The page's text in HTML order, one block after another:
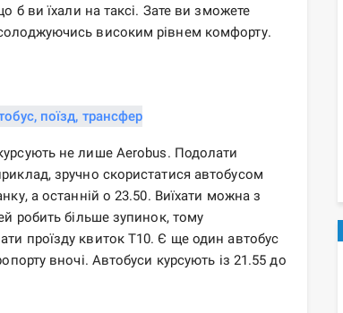
б ви їхали на таксі. Зате ви зможете
високим рівнем комфорту.
не лише Aerobus. Подолати
зручно скористатися автобусом
а останній о 23.50. Виїхати можна з
робить більше зупинок, тому
проїзду квиток Т10. Є ще один автобус
вночі. Автобуси курсують із 21.55 до